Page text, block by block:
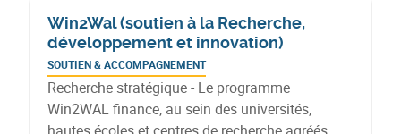
mêmes divisés par « clusters » thématiques.
Win2Wal (soutien à la Recherche,
développement et innovation)
SOUTIEN & ACCOMPAGNEMENT
Recherche stratégique - Le programme
Win2WAL finance, au sein des universités,